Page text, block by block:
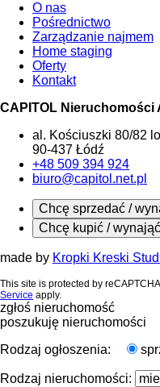
O nas
Pośrednictwo
Zarządzanie najmem
Home staging
Oferty
Kontakt
CAPITOL Nieruchomości
al. Kościuszki 80/82
90-437 Łódź
+48 509 394 924
biuro@capitol.net.pl
Chcę sprzedać /
Chcę kupić /
made by Kropki Kreski
This site is protected by
Service apply.
zgłoś nieruchomość
poszukuję nieruchomości
Rodzaj ogłoszenia:
Rodzaj nieruchomości: